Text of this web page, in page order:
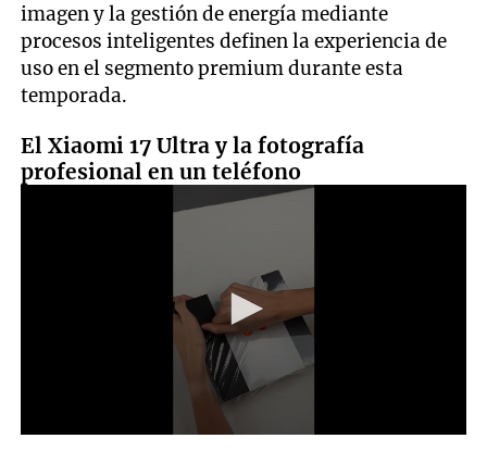
imagen y la gestión de energía mediante
procesos inteligentes definen la experiencia de
uso en el segmento premium durante esta
temporada.
El Xiaomi 17 Ultra y la fotografía
profesional en un teléfono